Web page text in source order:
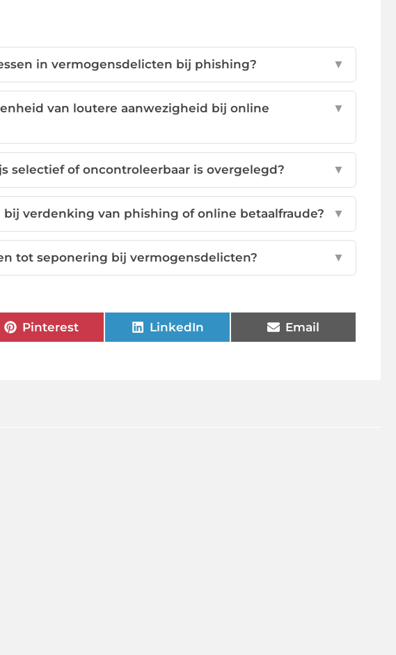
in vermogensdelicten bij phishing? ▼
van loutere aanwezigheid bij online
▼
selectief of oncontroleerbaar is overgelegd? ▼
verdenking van phishing of online betaalfraude? ▼
tot seponering bij vermogensdelicten? ▼
Pinterest LinkedIn Email